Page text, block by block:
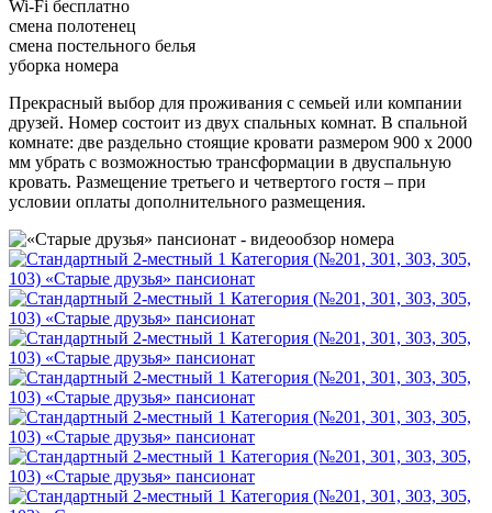
Wi-Fi бесплатно
смена полотенец
смена постельного белья
уборка номера
Прекрасный выбор для проживания с семьей или компании
друзей. Номер состоит из двух спальных комнат. В спальной
комнате: две раздельно стоящие кровати размером 900 х 2000
мм убрать с возможностью трансформации в двуспальную
кровать. Размещение третьего и четвертого гостя – при
условии оплаты дополнительного размещения.